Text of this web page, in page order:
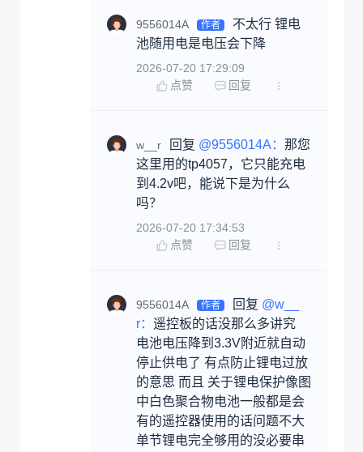
9556014A 作者
不太行 锂电
池随用电是电压会下降
2026-07-20 17:29:09
点赞
回复
w__r 回复 @9556014A： 那您
这里用的tp4057，它只能充电
到4.2v吧，能说下是为什么
吗？
2026-07-20 17:34:53
点赞
回复
9556014A 作者 回复 @w__
r： 遥控板的话没那么多讲究
电池电压降到3.3V附近就自动
停止供电了 有点防止锂电过放
的意思 而且 关于锂电保护像图
中白色聚合物电池一般都是会
有的遥控器使用的话问题不大
单节锂电完全够用的没必要串